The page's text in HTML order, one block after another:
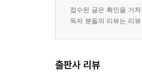
접수된 글은 확인을 거
독자 분들의 리뷰는 리
출판사 리뷰